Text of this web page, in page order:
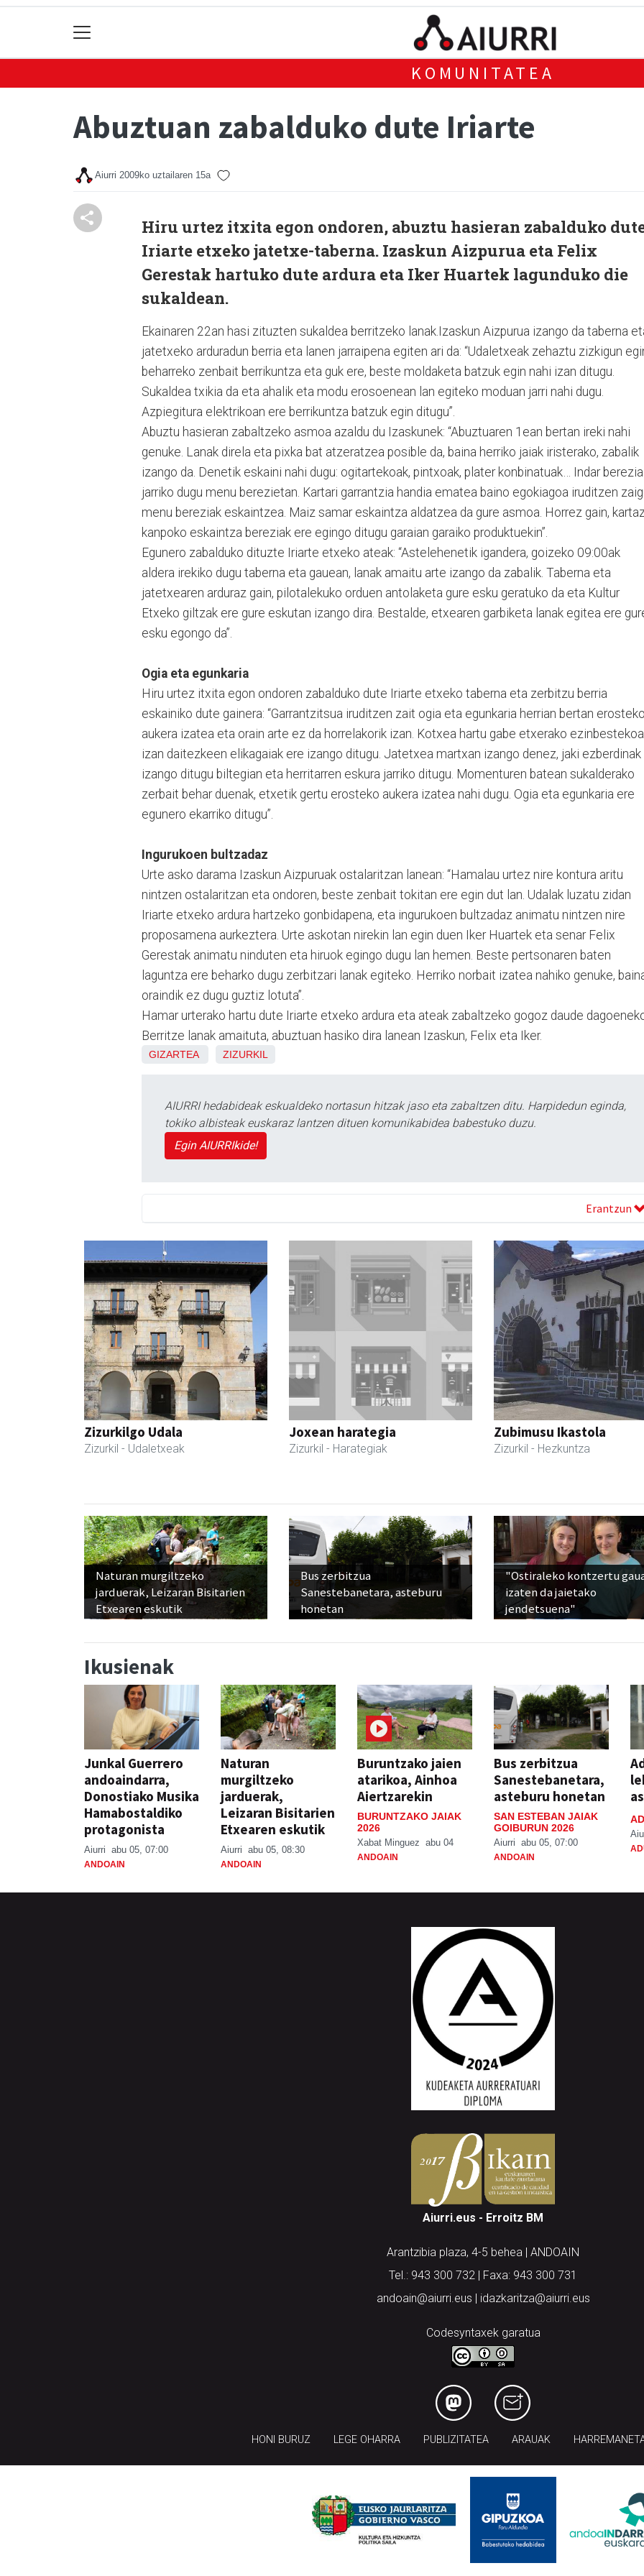
KOMUNITATEA
Abuztuan zabalduko dute Iriarte
Aiurri 2009ko uztailaren 15a
Hiru urtez itxita egon ondoren, abuztu hasieran zabalduko
Iriarte etxeko jatetxe-taberna. Izaskun Aizpurua eta Felix
Gerestak hartuko dute ardura eta Iker Huartek lagunduko die
sukaldean.
Ekainaren 22an hasi zituzten sukaldea berritzeko lanak.Izaskun Aizpurua izango da taberna
jatetxeko arduradun berria eta lanen jarraipena egiten ari da: “Udaletxeak zehaztu zizkigun
beharreko zenbait berrikuntza eta guk ere, beste moldaketa batzuk egin nahi izan ditugu.
Sukaldea txikia da eta ahalik eta modu erosoenean lan egiteko moduan jarri nahi dugu.
Azpiegitura elektrikoan ere berrikuntza batzuk egin ditugu”.
Abuztu hasieran zabaltzeko asmoa azaldu du Izaskunek: “Abuztuaren 1ean bertan ireki nahi
genuke. Lanak direla eta pixka bat atzeratzea posible da, baina herriko jaiak iristerako, zabalik
izango da. Denetik eskaini nahi dugu: ogitartekoak, pintxoak, plater konbinatuak… Indar berezia
jarriko dugu menu berezietan. Kartari garrantzia handia ematea baino egokiagoa iruditzen
menu bereziak eskaintzea. Maiz samar eskaintza aldatzea da gure asmoa. Horrez gain,
kanpoko eskaintza bereziak ere egingo ditugu garaian garaiko produktuekin”.
Egunero zabalduko dituzte Iriarte etxeko ateak: “Astelehenetik igandera, goizeko 09:00ak
aldera irekiko dugu taberna eta gauean, lanak amaitu arte izango da zabalik. Taberna eta
jatetxearen arduraz gain, pilotalekuko orduen antolaketa gure esku geratuko da eta Kultur
Etxeko giltzak ere gure eskutan izango dira. Bestalde, etxearen garbiketa lanak egitea ere
esku egongo da”.
Ogia eta egunkaria
Hiru urtez itxita egon ondoren zabalduko dute Iriarte etxeko taberna eta zerbitzu berria
eskainiko dute gainera: “Garrantzitsua iruditzen zait ogia eta egunkaria herrian bertan
aukera izatea eta orain arte ez da horrelakorik izan. Kotxea hartu gabe etxerako
izan daitezkeen elikagaiak ere izango ditugu. Jatetxea martxan izango denez, jaki ezberdinak
izango ditugu biltegian eta herritarren eskura jarriko ditugu. Momenturen batean sukalderako
zerbait behar duenak, etxetik gertu erosteko aukera izatea nahi dugu. Ogia eta egunkaria ere
egunero ekarriko ditugu”.
Ingurukoen bultzadaz
Urte asko darama Izaskun Aizpuruak ostalaritzan lanean: “Hamalau urtez nire kontura aritu
nintzen ostalaritzan eta ondoren, beste zenbait tokitan ere egin dut lan. Udalak luzatu zidan
Iriarte etxeko ardura hartzeko gonbidapena, eta ingurukoen bultzadaz animatu nintzen nire
proposamena aurkeztera. Urte askotan nirekin lan egin duen Iker Huartek eta senar Felix
Gerestak animatu ninduten eta hiruok egingo dugu lan hemen. Beste pertsonaren baten
laguntza ere beharko dugu zerbitzari lanak egiteko. Herriko norbait izatea nahiko genuke,
oraindik ez dugu guztiz lotuta”.
Hamar urterako hartu dute Iriarte etxeko ardura eta ateak zabaltzeko gogoz daude
Berritze lanak amaituta, abuztuan hasiko dira lanean Izaskun, Felix eta Iker.
GIZARTEA ZIZURKIL
AIURRI hedabideak eskualdeko nortasun hitzak jaso eta zabaltzen ditu. Harpidedun eginda,
tokiko albisteak euskaraz lantzen dituen komunikabidea babestuko duzu.
Egin AIURRIkide!
Erantzun
Zizurkilgo Udala
Zizurkil - Udaletxeak
Joxean harategia
Zizurkil - Harategiak
Zubimusu Ikastola
Zizurkil - Hezkuntza
Naturan murgiltzeko
jarduerak, Leizaran Bisitarien
Etxearen eskutik
Bus zerbitzua
Sanestebanetara, asteburu
honetan
"Ostiraleko kontzertu
izaten da jaietako
jendetsuena"
Ikusienak
Junkal Guerrero
andoaindarra,
Donostiako Musika
Hamabostaldiko
protagonista
Aiurri abu 05, 07:00
ANDOAIN
Naturan
murgiltzeko
jarduerak,
Leizaran Bisitarien
Etxearen eskutik
Aiurri abu 05, 08:30
ANDOAIN
Buruntzako jaien
atarikoa, Ainhoa
Aiertzarekin
BURUNTZAKO JAIAK
2026
Xabat Minguez abu 04
ANDOAIN
Bus zerbitzua
Sanestebanetara,
asteburu honetan
SAN ESTEBAN JAIAK
GOIBURUN 2026
Aiurri abu 05, 07:00
ANDOAIN
Aiurri.eus - Erroitz BM
Arantzibia plaza, 4-5 behea | ANDOAIN
Tel.: 943 300 732 | Faxa: 943 300 731
andoain@aiurri.eus | idazkaritza@aiurri.eus
Codesyntaxek garatua
HONI BURUZ LEGE OHARRA PUBLIZITATEA ARAUAK